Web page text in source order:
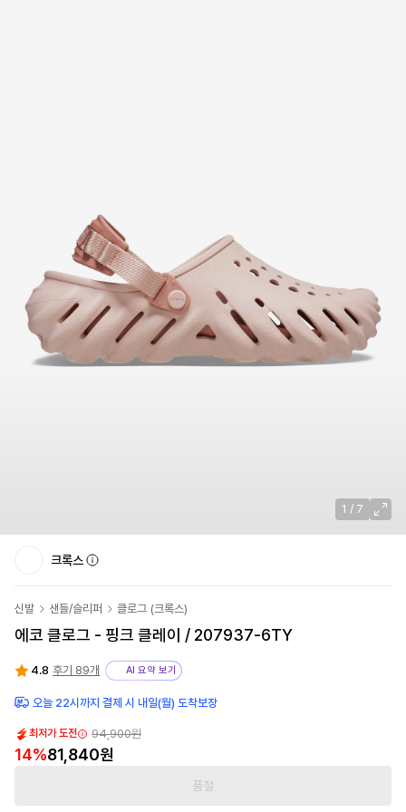
1 / 7
크록스
신발 샌들/슬리퍼 클로그 (크록스)
에코 클로그 - 핑크 클레이 / 207937-6TY
4.8 후기 89개 AI 요약 보기
오늘 22시까지 결제 시 내일(월) 도착보장
최저가 도전 94,900원
14%81,840원
품절